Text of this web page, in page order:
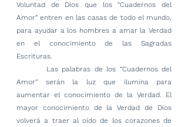
Voluntad de Dios que los “Cuadernos del
Amor” entren en las casas de todo el mundo,
para ayudar a los hombres a amar la Verdad
en el conocimiento de las Sagradas
Escrituras.
Amor” serán la luz que ilumina para
aumentar el conocimiento de la Verdad. El
mayor conocimiento de la Verdad de Dios
volverá a traer al oído de los corazones de